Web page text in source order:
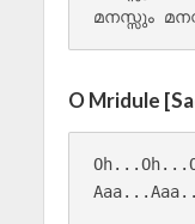
O Mridule